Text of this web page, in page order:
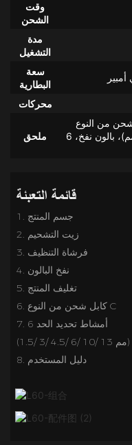
وقت
الشحن
مدة
التشغيل
سعة
البطارية
محركات
ملحق
6 أمشاط تحديد (1.5/ 3/ 4.5/ 6/ 10/ 13 مم)، بالون نفخ،
قائمة التعبئة
1. جسم المنتج
2. زيت التشحيم
3. فرشاة التنظيف
4. نفخ البالون
5. تغليف المنتج
6. كابل شحن من النوع C
7. 6 أمشاط تحديد الحد
(1.5/ 3/ 4.5/ 6/ 10/ 13 مم)
8. دليل المستخدم